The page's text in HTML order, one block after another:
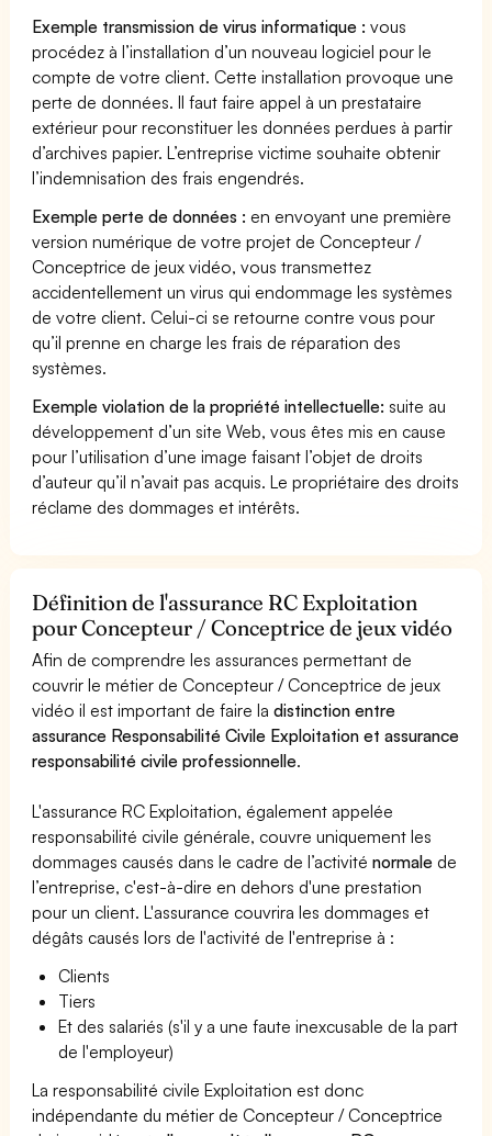
Exemple transmission de virus informatique : vous
procédez à l’installation d’un nouveau logiciel pour le
compte de votre client. Cette installation provoque une
perte de données. Il faut faire appel à un prestataire
extérieur pour reconstituer les données perdues à partir
d’archives papier. L’entreprise victime souhaite obtenir
l’indemnisation des frais engendrés.
Exemple perte de données : en envoyant une première
version numérique de votre projet de Concepteur /
Conceptrice de jeux vidéo, vous transmettez
accidentellement un virus qui endommage les systèmes
de votre client. Celui-ci se retourne contre vous pour
qu’il prenne en charge les frais de réparation des
systèmes.
Exemple violation de la propriété intellectuelle: suite au
développement d’un site Web, vous êtes mis en cause
pour l’utilisation d’une image faisant l’objet de droits
d’auteur qu’il n’avait pas acquis. Le propriétaire des droits
réclame des dommages et intérêts.
Définition de l'assurance RC Exploitation
pour Concepteur / Conceptrice de jeux vidéo
Afin de comprendre les assurances permettant de
couvrir le métier de Concepteur / Conceptrice de jeux
vidéo il est important de faire ladistinction entre
assurance Responsabilité Civile Exploitation et assurance
responsabilité civile professionnelle.
L'assurance RC Exploitation, également appelée
responsabilité civile générale, couvre uniquement les
dommages causés dans le cadre de l’activiténormale de
l’entreprise, c'est-à-dire en dehors d'une prestation
pour un client. L'assurance couvrira les dommages et
dégâts causés lors de l'activité de l'entreprise à :
Clients
Tiers
Et des salariés (s'il y a une faute inexcusable de la part
de l'employeur)
La responsabilité civile Exploitation est donc
indépendante du métier de Concepteur / Conceptrice